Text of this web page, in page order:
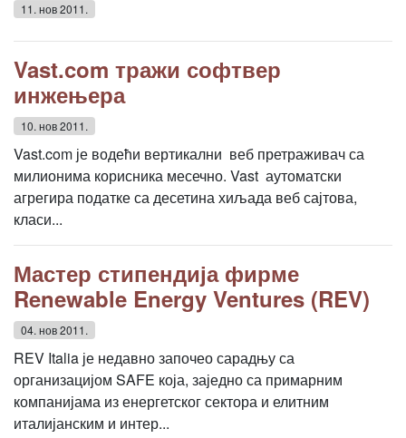
11. нов 2011.
Vast.com тражи софтвер
инжењера
10. нов 2011.
Vast.com је водећи вертикални веб претраживач са
милионима корисника месечно. Vast аутоматски
агрегира податке са десетина хиљада веб сајтова,
класи...
Мастер стипендија фирме
Renewable Energy Ventures (REV)
04. нов 2011.
REV Italia је недавно започео сарадњу са
организацијом SAFE која, заједно са примарним
компанијама из енергетског сектора и елитним
италијанским и интер...